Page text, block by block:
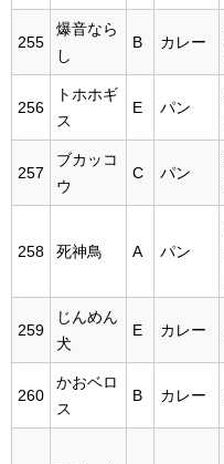
255
爆音なら
し
B カレー
256
トホホギ
ス
E パン
257
ブカッコ
ウ
C パン
258 死神鳥 A パン
259
じんめん
犬
E カレー
260
かおベロ
ス
B カレー